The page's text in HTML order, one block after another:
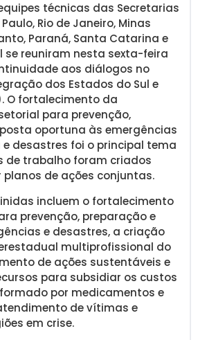
técnicas das Secretarias
Rio de Janeiro, Minas
Paraná, Santa Catarina e
se reuniram nesta sexta-feira
aos diálogos no
dos Estados do Sul e
O fortalecimento da
para prevenção,
oportuna às emergências
desastres foi o principal tema
de trabalho foram criados
planos de ações conjuntas.
incluem o fortalecimento
prevenção, preparação e
e desastres, a criação
multiprofissional do
de ações sustentáveis e
para subsidiar os custos
por medicamentos e
de vítimas e
em crise.